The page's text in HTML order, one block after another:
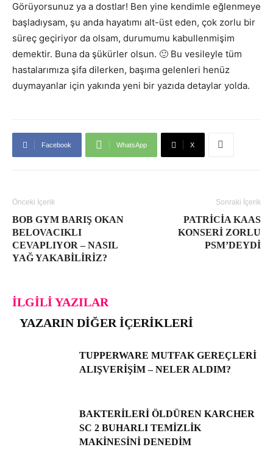
Görüyorsunuz ya a dostlar! Ben yine kendimle eğlenmeye
başladıysam, şu anda hayatımı alt-üst eden, çok zorlu bir
süreç geçiriyor da olsam, durumumu kabullenmişim
demektir. Buna da şükürler olsun. 🙂 Bu vesileyle tüm
hastalarımıza şifa dilerken, başıma gelenleri henüz
duymayanlar için yakında yeni bir yazıda detaylar yolda.
Facebook WhatsApp X
Önceki İçerik
BOB GYM BARIŞ OKAN
BELOVACIKLI
CEVAPLIYOR – NASIL
YAĞ YAKABILIRIZ?
Sonraki İçerik
PATRICIA KAAS
KONSERI ZORLU
PSM’DEYDI
İLGILI YAZILAR
YAZARIN DIĞER İÇERIKLERI
TUPPERWARE MUTFAK GEREÇLERI
ALIŞVERIŞIM – NELER ALDIM?
BAKTERILERI ÖLDÜREN KARCHER
SC 2 BUHARLI TEMIZLIK
MAKINESINI DENEDIM